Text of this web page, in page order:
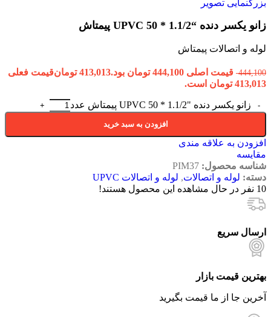
بزرگنمایی تصویر
زانو یکسر دنده “1.1/2 * 50 UPVC پیمتاش
لوله و اتصالات پیمتاش
444,100 قیمت اصلی 444,100 تومان بود. 413,013 تومانقیمت فعلی
413,013 تومان است.
زانو یکسر دنده "1.1/2 * 50 UPVC پیمتاش عدد
افزودن به سبد خرید
افزودن به علاقه مندی
مقایسه
شناسه محصول: PIM37
دسته: لوله و اتصالات, لوله و اتصالات UPVC
10 نفر در حال مشاهده این محصول هستند!
ارسال سریع
بهترین قیمت بازار
آخرین جا از ما قیمت بگیرید